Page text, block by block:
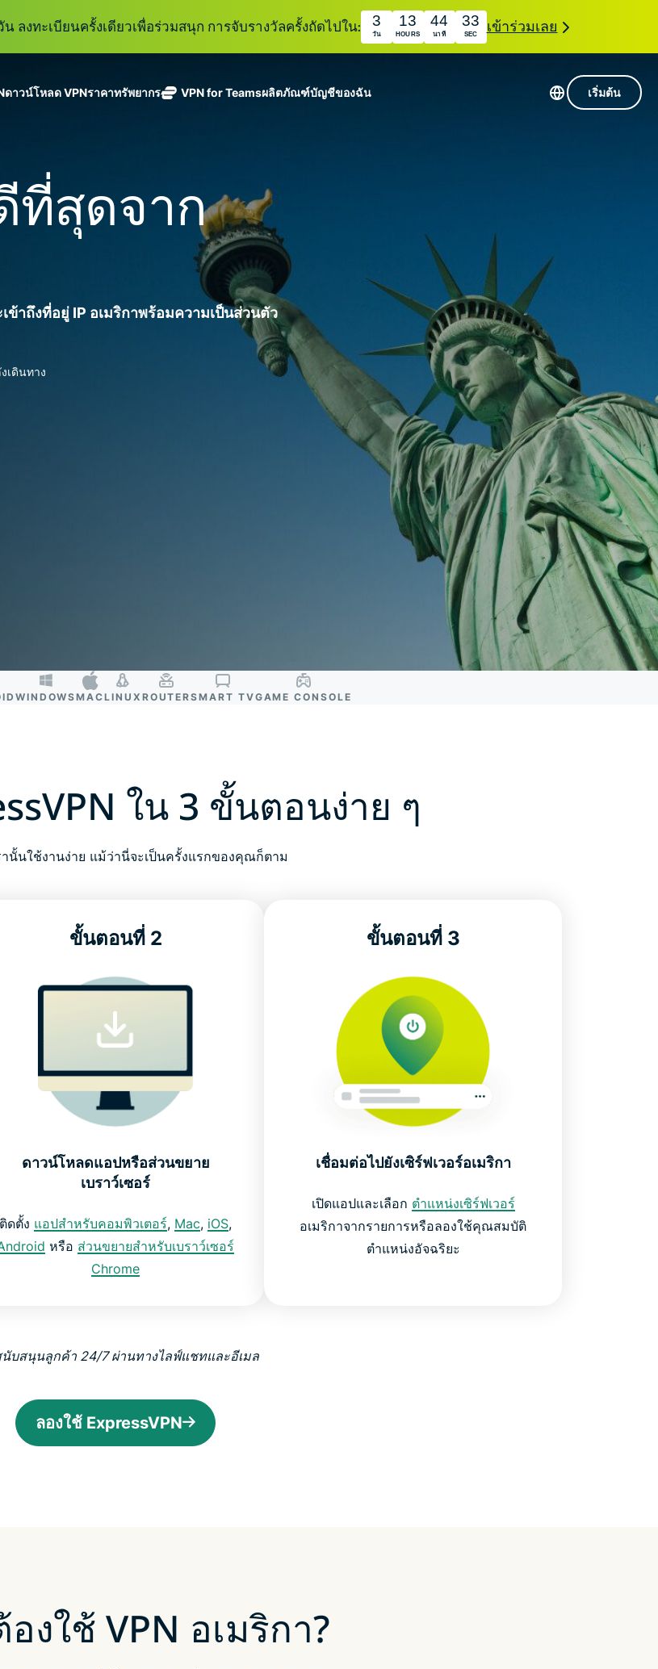
น ลงทะเบียนครั้งเดียวเพื่อร่วมสนุก การจับรางวัลครั้งถัดไปใน: 3
วัน
13
HOURS
44
นาที
32
SEC เข้าร่วมเลย
ใช้ได้บนหลายอุปกรณ์
เข้าถึงบริการออนไลน์อย่างปลอดภัย
สำรวจดูคุณสมบัติทั้งหมด
การสมัครสมาชิกหนึ่งบัญชีจะมอบการเข้าถึงชุดเครื่องมือความเป็นส่วนตัว
และความปลอดภัยที่มีการเพิ่มขึ้นอย่างต่อเนื่องซึ่งสามารถใช้งานร่วมกันได้
อย่างราบรื่นเพื่อยกระดับชีวิตดิจิทัลของคุณ
ดูผลิตภัณฑ์ทั้งหมด
ดาวน์โหลด VPN
Linux
ราคาทรัพยากร
วิธีใช้งาน VPN
อธิบายการเข้ารหัสของ VPN
VPN for Teamsผลิตภัณฑ์
พร้อมเซิร์ฟเวอร์
ที่ปลอดภัยใน
ประเทศ 113
ขาเข้าและตัวตนของ
คุณ
การจัดการรหัส
แรกที่ขับ
holiday.com
eSIM
eSIM ฟรีใน
กว่า 150
ประเทศ
system tools,
บัญชีของฉัน เริ่มต้น
ที่สุดจาก
ข้าถึงที่อยู่ IP อเมริกาพร้อมความเป็นส่วนตัว
เดินทาง
WINDOWSMACLINUX ROUTERSMART TVGAME CONSOLE
ใน 3 ขั้นตอนง่าย ๆ
านั้นใช้งานง่าย แม้ว่านี่จะเป็นครั้งแรกของคุณก็ตาม
ขั้นตอนที่ 2
ดาวน์โหลดแอปหรือส่วนขยาย
เบราว์เซอร์
ติดตั้ง แอปสำหรับคอมพิวเตอร์, Mac, iOS,
หรือ ส่วนขยายสำหรับเบราว์เซอร์
Chrome
ขั้นตอนที่ 3
เชื่อมต่อไปยังเซิร์ฟเวอร์อเมริกา
เปิดแอปและเลือก ตำแหน่งเซิร์ฟเวอร์
อเมริกาจากรายการหรือลองใช้คุณสมบัติ
ตำแหน่งอัจฉริยะ
นับสนุนลูกค้า 24/7 ผ่านทางไลฟ์แชทและอีเมล
ลองใช้ ExpressVPN
งใช้ VPN อเมริกา?